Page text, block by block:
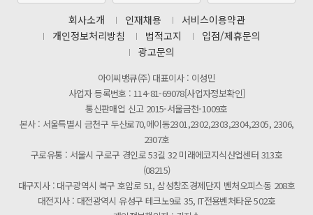
제31기 정기주주총회 소집통지서
[마일리지 적립 및 사용 정책 개편 안내]
회사소개 인재채용
서비스이용약관
개인정보처리방침
법적고지
입점/제휴문의
광고문의
아이씨뱅큐(주) 대표이사 : 이성민
사업자 등록번호 : 114-81-69078[사업자정보확인]
통신판매업 신고 2015-서울금천-1009호
본사 : 서울특별시 금천구 두산로70,에이동2301,2302,2303,2304,2305, 2306,
2307호
구로유통 : 서울시 구로구 경인로 53길 32 미래에코지식산업센터 313호
(08215)
대구지사 : 대구광역시 북구 호암로 51, 삼성창조경제단지 벤처오피스동 208호
대전지사 : 대전광역시 유성구 테크노9로 35, IT전용벤처타운 502호